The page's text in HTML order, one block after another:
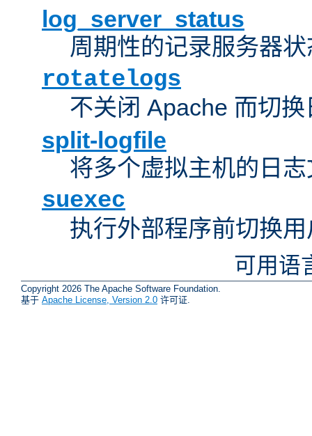
log_server_status
周期性的记录服务器
rotatelogs
不关闭 Apache 而切
split-logfile
将多个虚拟主机的日
suexec
执行外部程序前切换
可用语
Copyright 2026 The Apache Software Foundation.
基于 Apache License, Version 2.0 许可证.